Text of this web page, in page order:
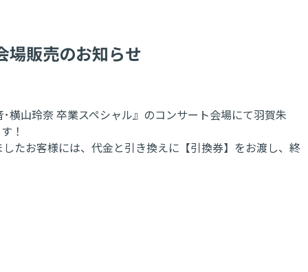
販売のお知らせ
山玲奈 卒業スペシャル』のコンサート会場にて羽賀朱
！
たお客様には、代金と引き換えに【引換券】をお渡し、終